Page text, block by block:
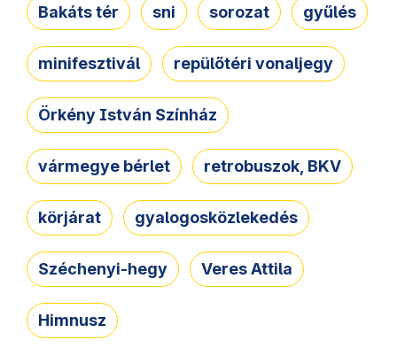
Bakáts tér sni sorozat gyűlés
minifesztivál repülőtéri vonaljegy
Örkény István Színház
vármegye bérlet retrobuszok, BKV
körjárat gyalogosközlekedés
Széchenyi-hegy Veres Attila
Himnusz